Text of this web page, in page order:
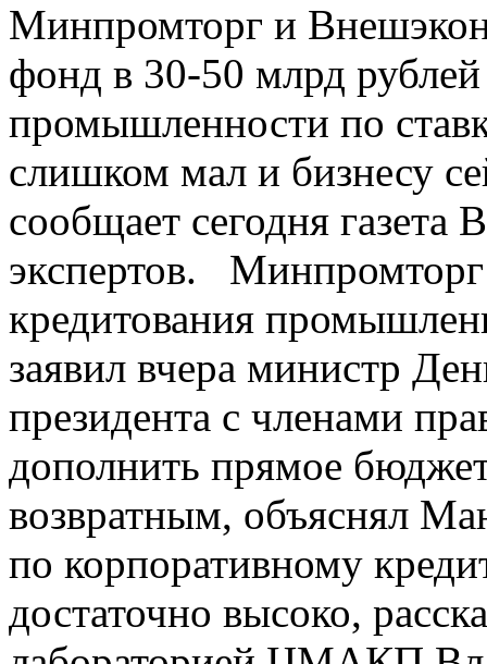
Минпромторг и
фонд в 30-50 млрд рублей
промышленности по
слишком мал и бизнесу
сообщает сегодня газета
экспертов. Минпромторг
кредитования
заявил вчера министр
президента с членами
дополнить прямое
возвратным, объяснял
по корпоративному
достаточно высоко,